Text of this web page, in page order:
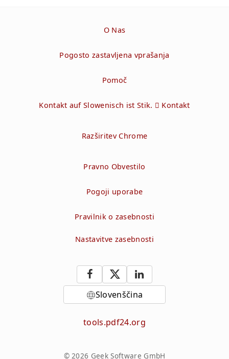
O Nas
Pogosto zastavljena vprašanja
Pomoč
Kontakt auf Slowenisch ist Stik.  Kontakt
Razširitev Chrome
Pravno Obvestilo
Pogoji uporabe
Pravilnik o zasebnosti
Nastavitve zasebnosti
Slovenščina
tools.pdf24.org
© 2026 Geek Software GmbH